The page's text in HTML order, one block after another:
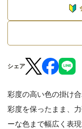
シェア
彩度の高い色の掛け
彩度を保ったまま、
ーな色まで幅広く表現